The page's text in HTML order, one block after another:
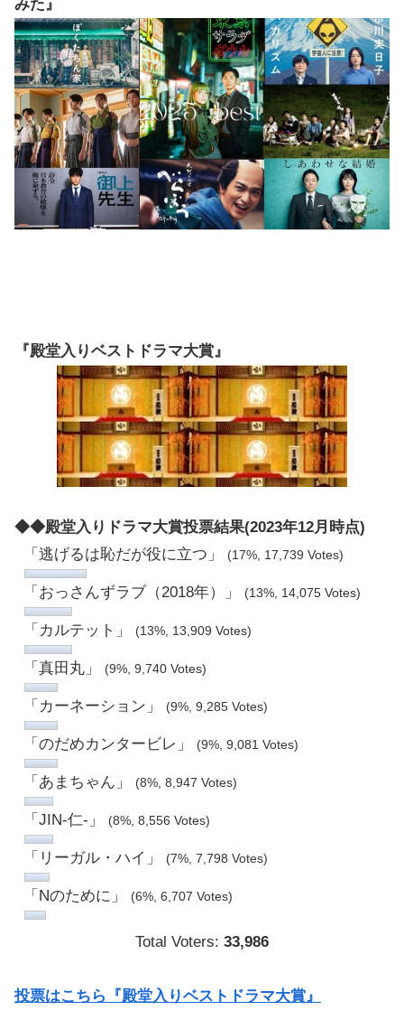
みた』
『殿堂入りベストドラマ大賞』
◆◆殿堂入りドラマ大賞投票結果(2023年12月時点)
「逃げるは恥だが役に立つ」
(17%, 17,739 Votes)
「おっさんずラブ（2018年）」 (13%, 14,075 Votes)
「カルテット」 (13%, 13,909 Votes)
「真田丸」 (9%, 9,740 Votes)
「カーネーション」 (9%, 9,285 Votes)
「のだめカンタービレ」 (9%, 9,081 Votes)
「あまちゃん」 (8%, 8,947 Votes)
「JIN-仁-」 (8%, 8,556 Votes)
「リーガル・ハイ」 (7%, 7,798 Votes)
「Nのために」 (6%, 6,707 Votes)
Total Voters: 33,986
投票はこちら『殿堂入りベストドラマ大賞』